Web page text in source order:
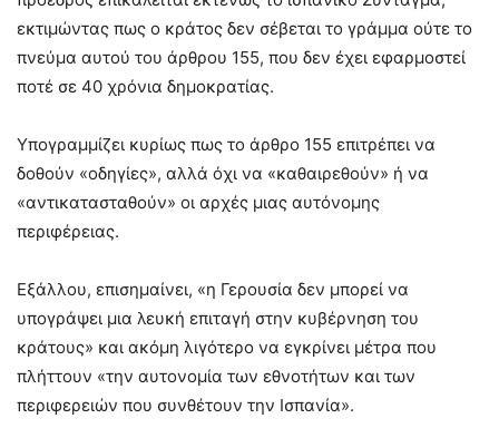
εκτιμώντας πως ο κράτος δεν σέβεται το γράμμα ούτε το
πνεύμα αυτού του άρθρου 155, που δεν έχει εφαρμοστεί
ποτέ σε 40 χρόνια δημοκρατίας.
Υπογραμμίζει κυρίως πως το άρθρο 155 επιτρέπει να
δοθούν «οδηγίες», αλλά όχι να «καθαιρεθούν» ή να
«αντικατασταθούν» οι αρχές μιας αυτόνομης
περιφέρειας.
Εξάλλου, επισημαίνει, «η Γερουσία δεν μπορεί να
υπογράψει μια λευκή επιταγή στην κυβέρνηση του
κράτους» και ακόμη λιγότερο να εγκρίνει μέτρα που
πλήττουν «την αυτονομία των εθνοτήτων και των
περιφερειών που συνθέτουν την Ισπανία».